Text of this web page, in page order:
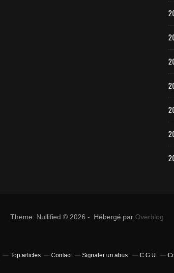
Theme: Nullified © 2026 - Hébergé par Overblog
Top articles Contact Signaler un abus C.G.U.